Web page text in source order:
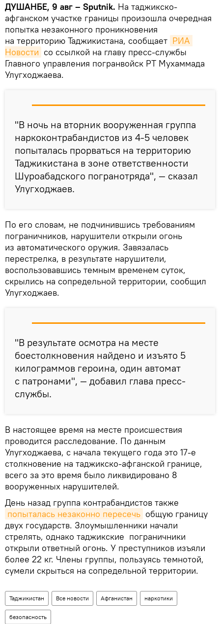
ДУШАНБЕ, 9 авг – Sputnik. На таджикско-
афганском участке границы произошла очередная
попытка незаконного проникновения
на территорию Таджикистана, сообщает РИА
Новости со ссылкой на главу пресс-службы
Главного управления погранвойск РТ Мухаммада
Улугходжаева.
"В ночь на вторник вооруженная группа
наркоконтрабандистов из 4-5 человек
попыталась прорваться на территорию
Таджикистана в зоне ответственности
Шуроабадского погранотряда", — сказал
Улугходжаев.
По его словам, не подчинившись требованиям
пограничников, нарушители открыли огонь
из автоматического оружия. Завязалась
перестрелка, в результате нарушители,
воспользовавшись темным временем суток,
скрылись на сопредельной территории, сообщил
Улугходжаев.
"В результате осмотра на месте
боестолкновения найдено и изъято 5
килограммов героина, один автомат
с патронами", — добавил глава пресс-
службы.
В настоящее время на месте происшествия
проводится расследование. По данным
Улугходжаева, с начала текущего года это 17-е
столкновение на таджикско-афганской границе,
всего за это время было ликвидировано 8
вооруженных нарушителей.
День назад группа контрабандистов также
попыталась незаконно пересечь общую границу
двух государств. Злоумышленники начали
стрелять, однако таджикские пограничники
открыли ответный огонь. У преступников изъяли
более 22 кг. Члены группы, пользуясь темнотой,
сумели скрыться на сопредельной территории.
Таджикистан Все новости Афганистан наркотики
безопасность